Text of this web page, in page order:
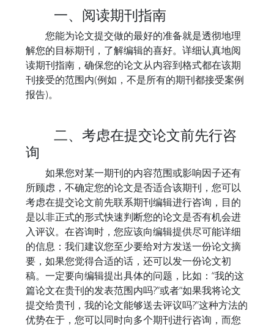
一、阅读期刊指南
您能为论文提交做的最好的准备就是透彻地理
解您的目标期刊，了解编辑的喜好。详细认真地阅
读期刊指南，确保您的论文从内容到格式都在该期
刊接受的范围内(例如，不是所有的期刊都接受案例
报告)。
二、考虑在提交论文前先行咨
询
如果您对某一期刊的内容范围或影响因子还有
所顾虑，不确定您的论文是否适合该期刊，您可以
考虑在提交论文前先联系期刊编辑进行咨询，目的
是以非正式的形式快速判断您的论文是否有机会进
入评议。在咨询时，您应该向编辑提供尽可能详细
的信息：我们建议您至少要给对方发送一份论文摘
要，如果您觉得合适的话，还可以发一份论文初
稿。一定要向编辑提出具体的问题，比如：“我的这
篇论文在贵刊的发表范围内吗?”或者“如果我将论文
提交给贵刊，我的论文能够送去评议吗?”这种方法的
优势在于，您可以同时向多个期刊进行咨询，而您